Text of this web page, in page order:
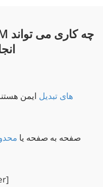
EML APIهای تبدیل ایمن
تبدیل EML به DOTM صفحه به صفحه یا